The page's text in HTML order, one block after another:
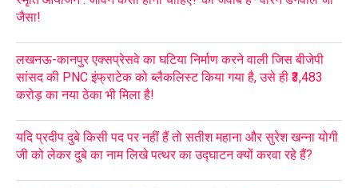
जैसा!
लखनऊ-कानपुर एक्सप्रेसवे का घटिया निर्माण करने वाली जिस बीजेपी
सांसद की PNC इंफ्राटेक को ब्लैकलिस्ट किया गया है, उसे ही ₹3,483
करोड़ का नया ठेका भी मिला है!
यदि प्रदीप दुबे किसी पद पर नहीं हैं तो सतीश महाना और सुरेश खन्ना योगी
जी को लेकर दुबे का नाम लिखे पत्थर का उद्घाटन क्यों करवा रहे हैं?